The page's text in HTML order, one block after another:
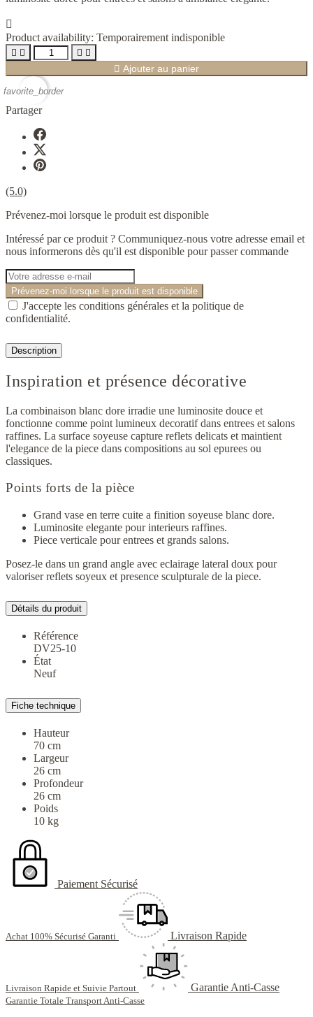

Product availability: Temporairement indisponible
   
 Ajouter au panier
favorite_border
Partager
(5.0)
Prévenez-moi lorsque le produit est disponible
Intéressé par ce produit ? Communiquez-nous votre adresse email et
nous informerons dès qu'il est disponible pour passer commande
Prévenez-moi lorsque le produit est disponible
J'accepte les conditions générales et la politique de
confidentialité.
Description
Inspiration et présence décorative
La combinaison blanc dore irradie une luminosite douce et
fonctionne comme point lumineux decoratif dans entrees et salons
raffines. La surface soyeuse capture reflets delicats et maintient
l'elegance de la piece dans compositions au sol epurees ou
classiques.
Points forts de la pièce
Grand vase en terre cuite a finition soyeuse blanc dore.
Luminosite elegante pour interieurs raffines.
Piece verticale pour entrees et grands salons.
Posez-le dans un grand angle avec eclairage lateral doux pour
valoriser reflets soyeux et presence sculpturale de la piece.
Détails du produit
Référence
DV25-10
État
Neuf
Fiche technique
Hauteur
70 cm
Largeur
26 cm
Profondeur
26 cm
Poids
10 kg
Paiement Sécurisé
Achat 100% Sécurisé Garanti Livraison Rapide
Livraison Rapide et Suivie Partout Garantie Anti-Casse
Garantie Totale Transport Anti-Casse